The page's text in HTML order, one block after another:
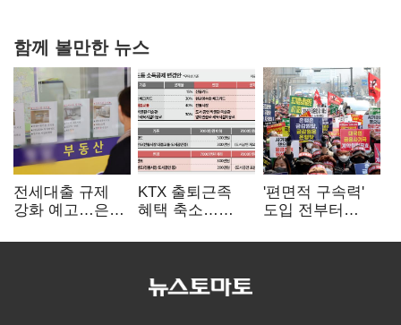
함께 볼만한 뉴스
전세대출 규제
강화 예고…은행
KTX 출퇴근족
혜택 축소…
소득공제 개편
'편면적 구속력'
도입 전부터